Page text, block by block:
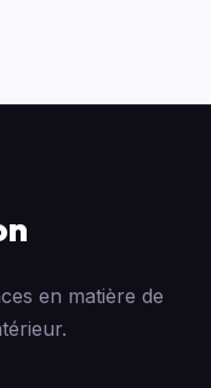
en matière de